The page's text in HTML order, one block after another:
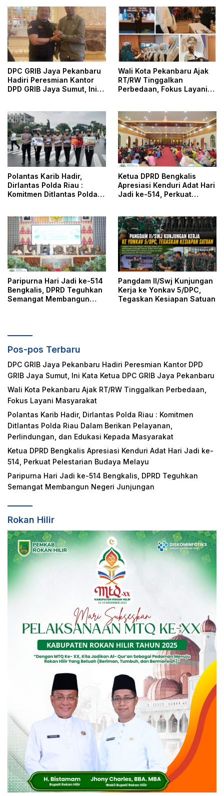
DPC GRIB Jaya Pekanbaru
Hadiri Peresmian Kantor
DPD GRIB Jaya Sumut, Ini
Wali Kota Pekanbaru Ajak
RT/RW Tinggalkan
Perbedaan, Fokus Layani
Polantas Karib Hadir,
Dirlantas Polda Riau :
Komitmen Ditlantas Polda
dan Edukasi Kepada
Masyarakat
Ketua DPRD Bengkalis
Apresiasi Kenduri Adat Hari
Jadi ke-514, Perkuat
Paripurna Hari Jadi ke-514
Bengkalis, DPRD Teguhkan
Semangat Membangun
Pangdam II/Swj Kunjungan
Kerja ke Yonkav 5/DPC,
Tegaskan Kesiapan Satuan
Pos-pos Terbaru
DPC GRIB Jaya Pekanbaru Hadiri Peresmian Kantor DPD
GRIB Jaya Sumut, Ini Kata Ketua DPC GRIB Jaya Pekanbaru
Wali Kota Pekanbaru Ajak RT/RW Tinggalkan Perbedaan,
Fokus Layani Masyarakat
Polantas Karib Hadir, Dirlantas Polda Riau : Komitmen
Ditlantas Polda Riau Dalam Berikan Pelayanan,
Perlindungan, dan Edukasi Kepada Masyarakat
Ketua DPRD Bengkalis Apresiasi Kenduri Adat Hari Jadi ke-
514, Perkuat Pelestarian Budaya Melayu
Paripurna Hari Jadi ke-514 Bengkalis, DPRD Teguhkan
Semangat Membangun Negeri Junjungan
Rokan Hilir